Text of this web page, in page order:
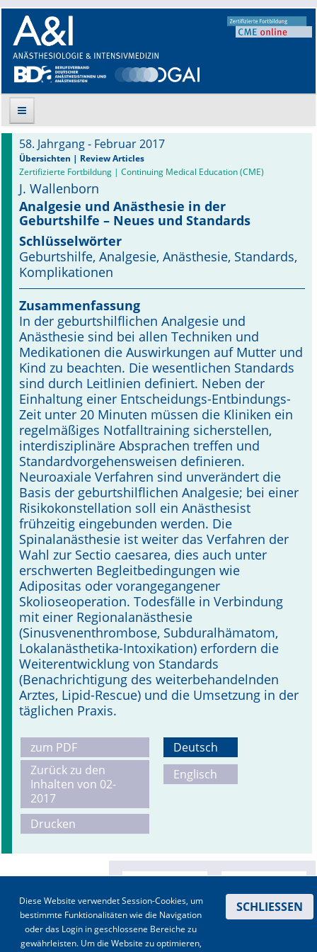
Suche
Aktuelle Ausgabe
Leitlinien
Archiv
Supplements
Supplements OrphanAnesthesia
Online First
A&I English
Mediadaten
Autoren-Service
Bestell-Service
Stellenmarkt
Kongresskalender
58. Jahrgang - Februar 2017
Übersichten | Review Articles
Zertifizierte Fortbildung | Continuing Medical Education (CME)
J. Wallenborn
Analgesie und Anästhesie in der
Geburtshilfe – Neues und Standards
Schlüsselwörter
Geburtshilfe, Analgesie, Anästhesie, Standards,
Komplikationen
Zusammenfassung
In der geburtshilflichen Analgesie und
Anästhesie sind bei allen Techniken und
Medikationen die Auswirkungen auf Mutter und
Kind zu beachten. Die wesentlichen Standards
sind durch Leitlinien definiert. Neben der
Einhaltung einer Entscheidungs-Entbindungs-
Zeit unter 20 Minuten müssen die Kliniken ein
regel­mäßiges Notfalltraining sicherstellen,
interdisziplinäre Absprachen treffen und
Standardvorgehensweisen definieren.
Neuroaxiale Verfahren sind unverändert die
Basis der geburtshilflichen Analgesie; bei einer
Risikokonstellation soll ein Anästhesist
frühzeitig eingebunden werden. Die
Spinalanästhesie ist weiter das Verfahren der
Wahl zur Sectio caesarea, dies auch unter
erschwerten Begleit­bedingungen wie
Adipositas oder vorangegangener
Skolioseoperation. Todesfälle in Verbindung
mit einer Regionalanästhesie
(Sinusvenenthrombose, Subduralhämatom,
Lokalanästhetika-Intoxikation) erfordern die
Weiterentwicklung von Standards
(Benachrichtigung des weiterbehandelnden
Arztes, Lipid-Rescue) und die Umsetzung in der
täglichen Praxis.
zum PDF
Zurück zu den
Inhalten von 02-
2017
Drucken
Deutsch
Englisch
Diese Website verwendet Session-Cookies, um
bestimmte Funktionalitäten wie die Navigation
oder das Login in geschlossene Bereiche zu
gewährleisten. Um die Website zu optimieren,
SCHLIESSEN